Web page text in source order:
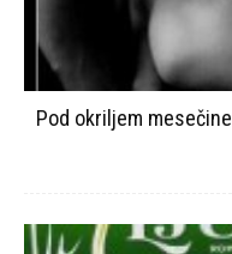
Pod okriljem mesečine